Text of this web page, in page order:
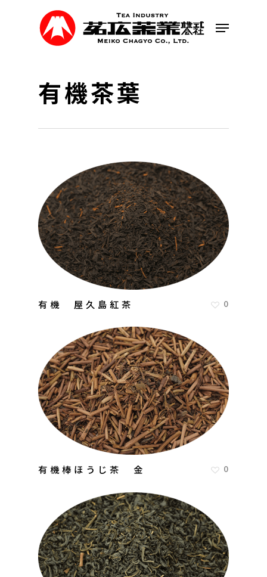
Menu
有機茶葉
有機 屋久島紅茶 0
有機棒ほうじ茶 金 0